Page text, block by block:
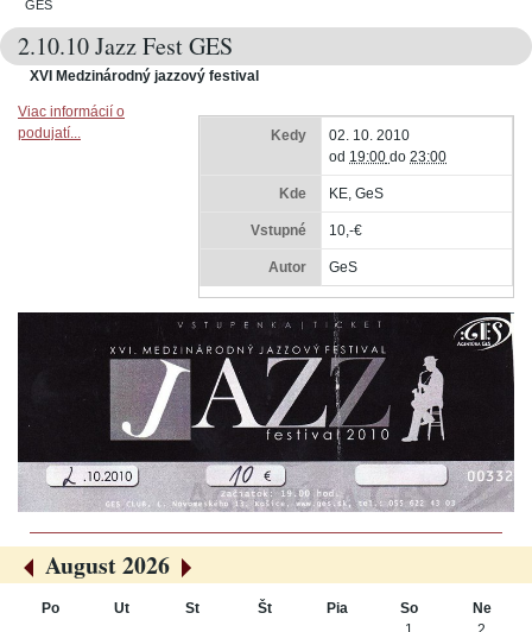
GES
2.10.10 Jazz Fest GES
XVI Medzinárodný jazzový festival
Kedy
02. 10. 2010
od 19:00 do 23:00
Kde KE, GeS
Vstupné 10,-€
Autor GeS
Viac informácií o
podujatí...
«
August 2026
»
Po Ut St Št Pia So
Ne